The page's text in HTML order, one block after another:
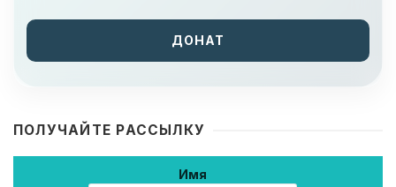
ДОНАТ
ПОЛУЧАЙТЕ РАССЫЛКУ
Имя